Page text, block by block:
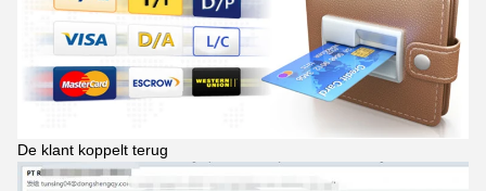
De klant koppelt terug